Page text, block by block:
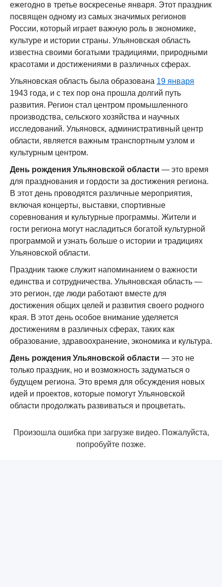
ежегодно в третье воскресенье января. Этот праздник
посвящен одному из самых значимых регионов
России, который играет важную роль в экономике,
культуре и истории страны. Ульяновская область
известна своими богатыми традициями, природными
красотами и достижениями в различных сферах.
Ульяновская область была образована 19 января
1943 года, и с тех пор она прошла долгий путь
развития. Регион стал центром промышленного
производства, сельского хозяйства и научных
исследований. Ульяновск, административный центр
области, является важным транспортным узлом и
культурным центром.
День рождения Ульяновской области — это время
для празднования и гордости за достижения региона.
В этот день проводятся различные мероприятия,
включая концерты, выставки, спортивные
соревнования и культурные программы. Жители и
гости региона могут насладиться богатой культурной
программой и узнать больше о истории и традициях
Ульяновской области.
Праздник также служит напоминанием о важности
единства и сотрудничества. Ульяновская область —
это регион, где люди работают вместе для
достижения общих целей и развития своего родного
края. В этот день особое внимание уделяется
достижениям в различных сферах, таких как
образование, здравоохранение, экономика и культура.
День рождения Ульяновской области — это не
только праздник, но и возможность задуматься о
будущем региона. Это время для обсуждения новых
идей и проектов, которые помогут Ульяновской
области продолжать развиваться и процветать.
Произошла ошибка при загрузке видео. Пожалуйста,
попробуйте позже.